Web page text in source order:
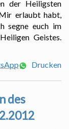
der Heiligsten
erlaubt habt,
segne euch im
Geistes.
Drucken
des